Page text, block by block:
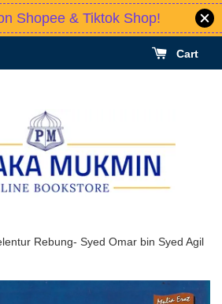
Shopee & Tiktok Shop!
Cart
Rebung- Syed Omar bin Syed Agil